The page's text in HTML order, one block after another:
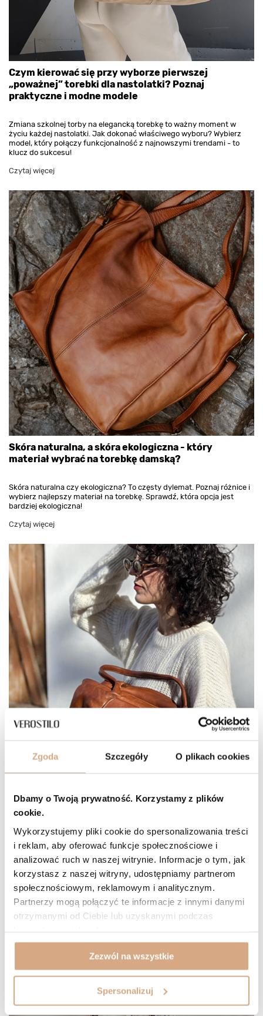
Zgoda Szczegóły O plikach cookies
Dbamy o Twoją prywatność. Korzystamy z plików
cookie.
Wykorzystujemy pliki cookie do spersonalizowania treści
i reklam, aby oferować funkcje społecznościowe i
analizować ruch w naszej witrynie. Informacje o tym, jak
korzystasz z naszej witryny, udostępniamy partnerom
społecznościowym, reklamowym i analitycznym.
Partnerzy mogą połączyć te informacje z innymi danymi
otrzymanymi od Ciebie lub uzyskanymi podczas
Zezwól na wszystkie
Spersonalizuj
Czym kierować się przy wyborze pierwszej
„poważnej” torebki dla nastolatki? Poznaj
praktyczne i modne modele
Zmiana szkolnej torby na elegancką torebkę to ważny moment w
życiu każdej nastolatki. Jak dokonać właściwego wyboru? Wybierz
model, który połączy funkcjonalność z najnowszymi trendami - to
klucz do sukcesu!
Czytaj więcej
Skóra naturalna, a skóra ekologiczna - który
materiał wybrać na torebkę damską?
Skóra naturalna czy ekologiczna? To częsty dylemat. Poznaj różnice i
wybierz najlepszy materiał na torebkę. Sprawdź, która opcja jest
bardziej ekologiczna!
Czytaj więcej
Damska torebka shopper - gdzie i kiedy sprawdzi się
torba tego typu?
Torebka damska shopper jest idealna nie tylko na zakupy! Sprawdź
ten elegancki fason oraz detale! Dowiedz się, gdzie i kiedy warto
sięgnąć po taką torbę.
Czytaj więcej